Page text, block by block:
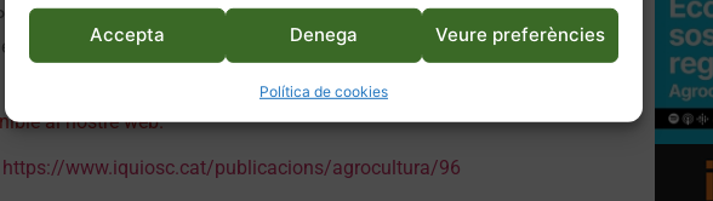
Accepta Denega Veure preferències
Política de cookies
tant, la conservació dels pol·linitzadors silvestres és un tema clau per
poblacions humanes.
al nostre web.
https://www.iquiosc.cat/publicacions/agrocultura/96